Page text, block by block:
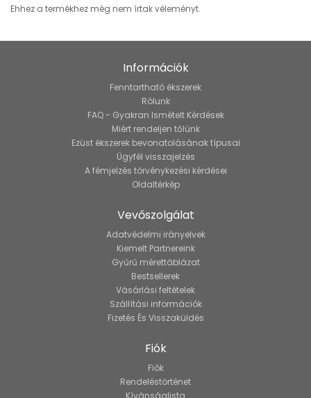
Ehhez a termékhez még nem írtak véleményt.
Információk
Fenntartható ékszerek
Rólunk
FAQ - Gyakran Ismételt Kérdések
Miért rendeljen tőlünk
Ezüst ékszerek bevonatolásának típusai
Ügyfél visszajelzés
A fémjelzés törvénykezési kérdései
Oldaltérkép
Vevőszolgálat
Adatvédelmi irányelvek
Kiemelt Partnereink
Gyűrű mérettáblázat
Bestsellerek
Vásárlási feltételek
Szállítási információk
Fizetés És Visszaküldés
Fiók
Fiók
Rendeléstörténet
Kívánságlista